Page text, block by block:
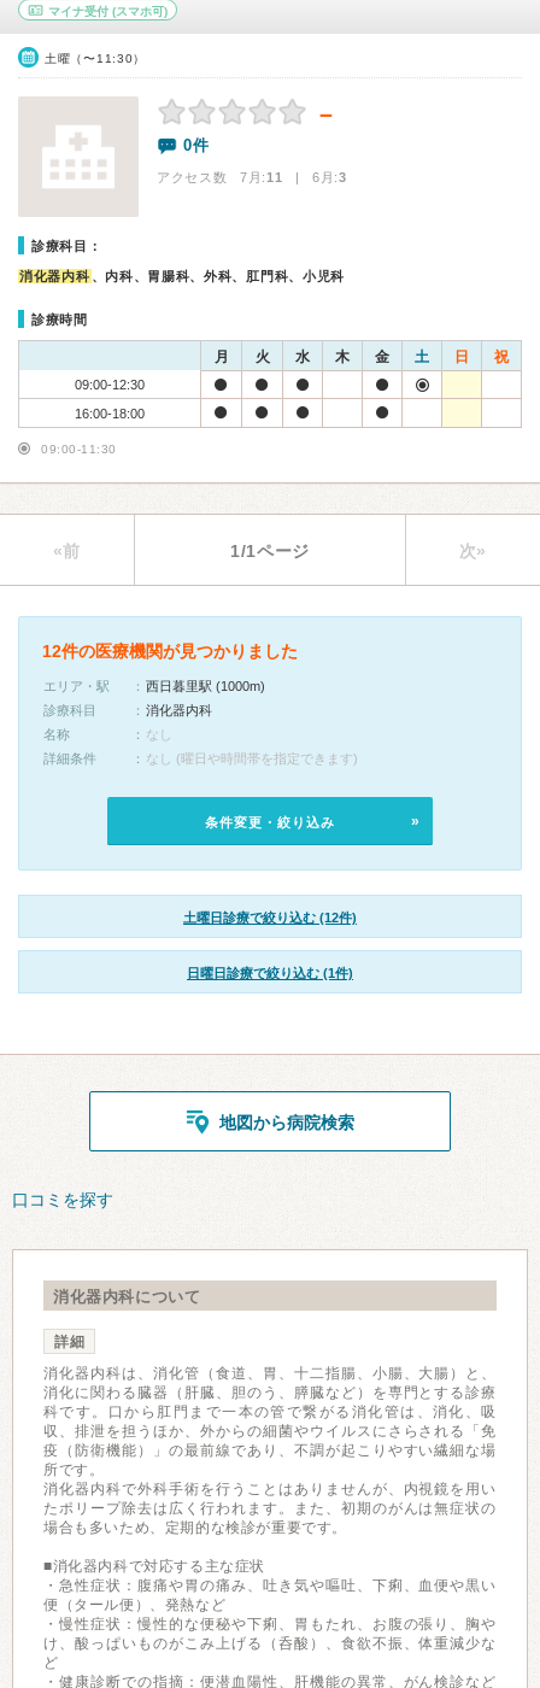
マイナ受付 (スマホ可)
土曜（〜11:30）
－
0件
アクセス数 7月:11 | 6月:3
診療科目：
消化器内科 、内科、胃腸科、外科、肛門科、小児科
診療時間
月 火 水 木 金 土 日 祝
09:00-12:30
16:00-18:00
09:00-11:30
«前 1/1ページ 次»
12件の医療機関が見つかりました
エリア・駅
西日暮里駅 (1000m)
診療科目
消化器内科
名称
なし
詳細条件
なし (曜日や時間帯を指定できます)
条件変更・絞り込み
土曜日診療で絞り込む (12件)
日曜日診療で絞り込む (1件)
地図から病院検索
口コミを探す
消化器内科について
詳細
消化器内科は、消化管（食道、胃、十二指腸、小腸、大腸）と、
消化に関わる臓器（肝臓、胆のう、膵臓など）を専門とする診療
科です。口から肛門まで一本の管で繋がる消化管は、消化、吸
収、排泄を担うほか、外からの細菌やウイルスにさらされる「免
疫（防衛機能）」の最前線であり、不調が起こりやすい繊細な場
所です。
消化器内科で外科手術を行うことはありませんが、内視鏡を用い
たポリープ除去は広く行われます。また、初期のがんは無症状の
場合も多いため、定期的な検診が重要です。
■消化器内科で対応する主な症状
・急性症状：腹痛や胃の痛み、吐き気や嘔吐、下痢、血便や黒い
便（タール便）、発熱など
・慢性症状：慢性的な便秘や下痢、胃もたれ、お腹の張り、胸や
け、酸っぱいものがこみ上げる（呑酸）、食欲不振、体重減少な
ど
・健康診断での指摘：便潜血陽性、肝機能の異常、がん検診など